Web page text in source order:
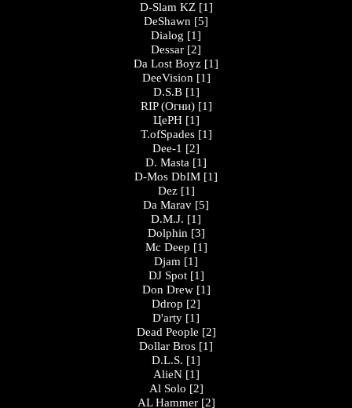
D-Slam KZ [1]
DeShawn [5]
Dialog [1]
Dessar [2]
Da Lost Boyz [1]
DeeVision [1]
D.S.B [1]
RIP (Огни) [1]
ЦеРН [1]
T.ofSpades [1]
Dee-1 [2]
D. Masta [1]
D-Mos DbIM [1]
Dez [1]
Da Marav [5]
D.M.J. [1]
Dolphin [3]
Mc Deep [1]
Djam [1]
DJ Spot [1]
Don Drew [1]
Ddrop [2]
D'arty [1]
Dead People [2]
Dollar Bros [1]
D.L.S. [1]
AlieN [1]
Al Solo [2]
AL Hammer [2]